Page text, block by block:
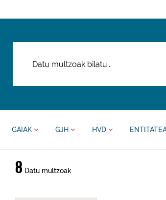
GAIAK GJH HVD
8 Datu multzoak